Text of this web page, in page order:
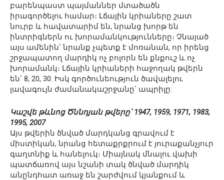
բարենպաստ պայմաններ մտածածն
իրագործելու համար։ Լճային կրիաները շատ
նուրբ և հավատարիմ են, նրանց խորթ են
ինտրիգներն ու խորամանկությունները։ Չնայած
այս ամենին՝ նրանք չպետք է մոռանան, որ իրենց
շրջապատող մարդիկ ոչ բոլորն են քնքուշ և ոչ
խորամանկ։ Լճային կրիաների հաջողակ թվերն
են՝ 8, 20, 30: Իսկ գործունեություն ծավալելու
լավագույն ժամանակաշրջանը՝ ապրիլը:
Կաշվե թևնոց Ծննդյան թվերը՝ 1947, 1959, 1971, 1983,
1995, 2007
Այս թվերին ծնված մարդկանց գրավում է
միստիկան, նրանց հետաքրքրում է յուրաքանչյուր
գաղտնիք և հանելուկ։ Միայնակ մնալու վախի
պատճառով այս նշանի տակ ծնված մարդիկ
անընդհատ առաջ են շարժվում կյանքում և